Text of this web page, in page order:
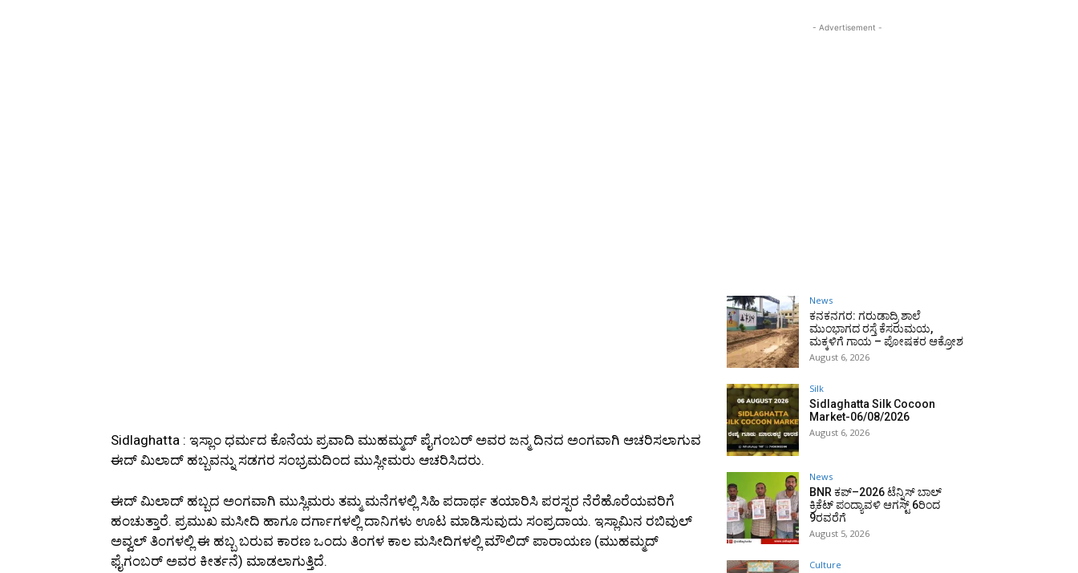
Sidlaghatta : ಇಸ್ಲಾಂ ಧರ್ಮದ ಕೊನೆಯ ಪ್ರವಾದಿ ಮುಹಮ್ಮದ್ ಪೈಗಂಬರ್ ಅವರ ಜನ್ಮ ದಿನದ ಅಂಗವಾಗಿ ಆಚರಿಸಲಾಗುವ
ಈದ್ ಮಿಲಾದ್ ಹಬ್ಬವನ್ನು ಸಡಗರ ಸಂಭ್ರಮದಿಂದ ಮುಸ್ಲೀಮರು ಆಚರಿಸಿದರು.
ಈದ್ ಮಿಲಾದ್ ಹಬ್ಬದ ಅಂಗವಾಗಿ ಮುಸ್ಲಿಮರು ತಮ್ಮ ಮನೆಗಳಲ್ಲಿ ಸಿಹಿ ಪದಾರ್ಥ ತಯಾರಿಸಿ ಪರಸ್ಪರ ನೆರೆಹೊರೆಯವರಿಗೆ
ಹಂಚುತ್ತಾರೆ. ಪ್ರಮುಖ ಮಸೀದಿ ಹಾಗೂ ದರ್ಗಾಗಳಲ್ಲಿ ದಾನಿಗಳು ಊಟ ಮಾಡಿಸುವುದು ಸಂಪ್ರದಾಯ. ಇಸ್ಲಾಮಿನ ರಬಿವುಲ್
ಅವ್ವಲ್ ತಿಂಗಳಲ್ಲಿ ಈ ಹಬ್ಬ ಬರುವ ಕಾರಣ ಒಂದು ತಿಂಗಳ ಕಾಲ ಮಸೀದಿಗಳಲ್ಲಿ ಮೌಲಿದ್ ಪಾರಾಯಣ (ಮುಹಮ್ಮದ್
ಫೈಗಂಬರ್ ಅವರ ಕೀರ್ತನೆ) ಮಾಡಲಾಗುತ್ತಿದೆ.
- Advertisement -
News
ಕನಕನಗರ: ಗರುಡಾದ್ರಿ ಶಾಲೆ
ಮುಂಭಾಗದ ರಸ್ತೆ ಕೆಸರುಮಯ,
ಮಕ್ಕಳಿಗೆ ಗಾಯ – ಪೋಷಕರ ಆಕ್ರೋಶ
August 6, 2026
Silk
Sidlaghatta Silk Cocoon
Market-06/08/2026
August 6, 2026
News
BNR ಕಪ್–2026 ಟೆನ್ನಿಸ್ ಬಾಲ್
ಕ್ರಿಕೆಟ್ ಪಂದ್ಯಾವಳಿ ಆಗಸ್ಟ್ 6ರಿಂದ
9ರವರೆಗೆ
August 5, 2026
Culture